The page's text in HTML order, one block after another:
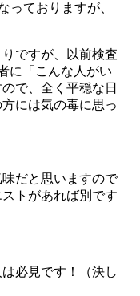
っておりますが、
ですが、以前検査
に「こんな人がい
で、全く平穏な日
には気の毒に思っ
だと思いますので
トがあれば別です
必見です！（決し